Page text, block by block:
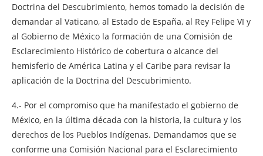
Doctrina del Descubrimiento, hemos tomado la decisión de
demandar al Vaticano, al Estado de España, al Rey Felipe VI y
al Gobierno de México la formación de una Comisión de
Esclarecimiento Histórico de cobertura o alcance del
hemisferio de América Latina y el Caribe para revisar la
aplicación de la Doctrina del Descubrimiento.
4.- Por el compromiso que ha manifestado el gobierno de
México, en la última década con la historia, la cultura y los
derechos de los Pueblos Indígenas. Demandamos que se
conforme una Comisión Nacional para el Esclarecimiento